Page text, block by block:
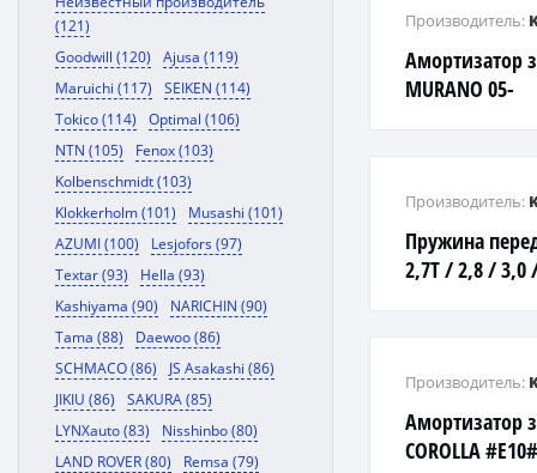
(121)
Goodwill (120)
Ajusa (119)
Maruichi (117)
SEIKEN (114)
Tokico (114)
Optimal (106)
NTN (105)
Fenox (103)
Kolbenschmidt (103)
Klokkerholm (101)
Musashi (101)
AZUMI (100)
Lesjofors (97)
Textar (93)
Hella (93)
Kashiyama (90)
NARICHIN (90)
Tama (88)
Daewoo (86)
SCHMACO (86)
JS Asakashi (86)
JIKIU (86)
SAKURA (85)
LYNXauto (83)
Nisshinbo (80)
LAND ROVER (80)
Remsa (79)
Амортизатор
MURANO 05-
Производитель:
Пружина
2,7T / 2,8 / 3,0
Производитель:
Амортизатор
COROLLA
Производитель: